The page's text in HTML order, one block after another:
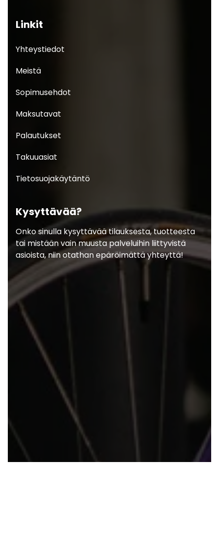
Linkit
Yhteystiedot
Meistä
Sopimusehdot
Maksutavat
Palautukset
Takuuasiat
Tietosuojakäytäntö
Kysyttävää?
Onko sinulla kysyttävää tilauksesta, tuotteesta
tai mistään vain muusta palveluihin liittyvistä
asioista, niin otathan epäröimättä yhteyttä!